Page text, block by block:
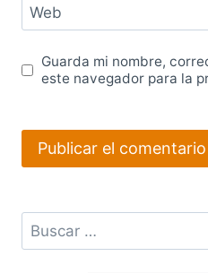
Web
Guarda mi nombre,
este navegador para la
Buscar: